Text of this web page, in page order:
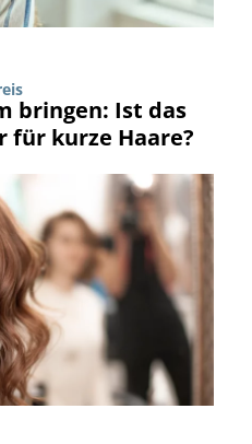
bringen: Ist das
für kurze Haare?